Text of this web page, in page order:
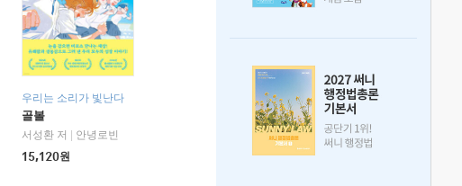
우리는 소리가 빛난다
골볼
서성환 저
안녕로빈
15,120원